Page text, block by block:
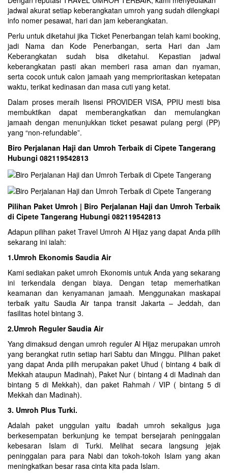
jadwal akurat setiap keberangkatan umroh yang sudah dilengkapi
info nomer pesawat, hari dan jam keberangkatan.
Perlu untuk diketahui jika Ticket Penerbangan telah kami booking,
jadi Nama dan Kode Penerbangan, serta Hari dan Jam
Keberangkatan sudah bisa diketahui. Kepastian jadwal
keberangkatan pasti akan memberi rasa aman dan nyaman,
serta cocok untuk calon jamaah yang memprioritaskan ketepatan
waktu, terikat kedinasan dan masa cuti yang ketat.
Dalam proses meraih lisensi PROVIDER VISA, PPIU mesti bisa
membuktikan dapat memberangkatkan dan memulangkan
jamaah dengan menunjukkan ticket pesawat pulang pergi (PP)
yang “non-refundable”.
Biro Perjalanan Haji dan Umroh Terbaik di Cipete Tangerang
Hubungi 082119542813
Pilihan Paket Umroh | Biro Perjalanan Haji dan Umroh Terbaik
di Cipete Tangerang Hubungi 082119542813
Adapun pilihan paket Travel Umroh Al Hijaz yang dapat Anda pilih
sekarang ini ialah:
1.Umroh Ekonomis Saudia Air
Kami sediakan paket umroh Ekonomis untuk Anda yang sekarang
ini terkendala dengan biaya. Dengan tetap memerhatikan
keamanan dan kenyamanan jamaah. Menggunakan maskapai
terbaik yaitu Saudia Air tanpa transit Jakarta – Jeddah, dan
fasilitas hotel bintang 3.
2.Umroh Reguler Saudia Air
Yang dimaksud dengan umroh reguler Al Hijaz merupakan umroh
yang berangkat rutin setiap hari Sabtu dan Minggu. Pilihan paket
yang dapat Anda pilih merupakan paket Uhud ( bintang 4 baik di
Mekkah ataupun Madinah), Paket Nur ( bintang 4 di Madinah dan
bintang 5 di Mekkah), dan paket Rahmah / VIP ( bintang 5 di
Mekkah dan Madinah).
3. Umroh Plus Turki.
Adalah paket unggulan yaitu ibadah umroh sekaligus juga
berkesempatan berkunjung ke tempat bersejarah peninggalan
kebesaran Islam di Turki. Melihat secara langsung jejak
peninggalan para para Nabi dan tokoh-tokoh Islam yang akan
meningkatkan besar rasa cinta kita pada Islam.